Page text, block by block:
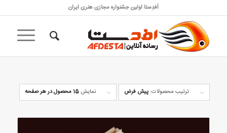
اَفدِستا اولین جشنواره مجازی هنری ایران
ترتیب محصولات: پیش فرض نمایش 15 محصول در هر صفحه